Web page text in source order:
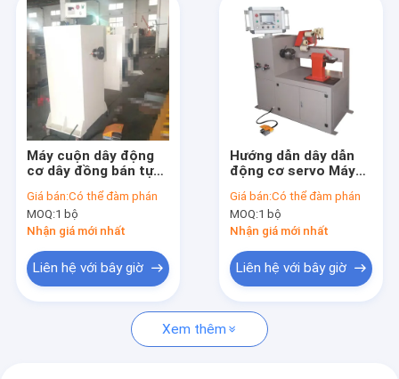
Sản phẩm
Về chúng tôi
Chuyến tham quan nhà máy
Liên hệ với chúng tôi
Tin tức
Yêu cầu Đặt giá
Máy cuộn dây động
cơ dây đồng bán tự
phút
Giá bán:Có thể đàm phán
MOQ:1 bộ
Nhận giá mới nhất
Liên hệ với bây giờ
Hướng dẫn dây dẫn
động cơ servo Máy
Tốc độ cuộn dây 400
vòng / phút
Giá bán:Có thể đàm phán
MOQ:1 bộ
Nhận giá mới nhất
Liên hệ với bây giờ
Xem thêm